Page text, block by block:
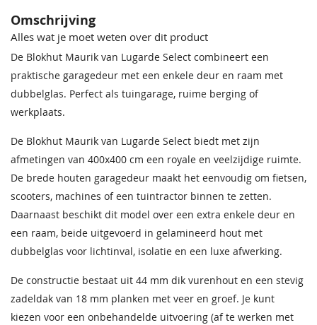
Afmeting (LxB)
Deur 1930mm x 1210mm
Wandhoogte
Nokhoogte
Wanddikte 44mm
Garantie
Op dit product ontvangt u 5 jaar
garantie.
Extra informatie
Deze blokhut heeft wind- en
Wandhoogte 223 cm
Omschrijving
Alles wat je moet weten over dit product
De Blokhut Maurik van Lugarde Select combineert een
praktische garagedeur met een enkele deur en raam met
dubbelglas. Perfect als tuingarage, ruime berging of
werkplaats.
De Blokhut Maurik van Lugarde Select biedt met zijn
afmetingen van 400x400 cm een royale en veelzijdige ruimte.
De brede houten garagedeur maakt het eenvoudig om fietsen,
scooters, machines of een tuintractor binnen te zetten.
Daarnaast beschikt dit model over een extra enkele deur en
een raam, beide uitgevoerd in gelamineerd hout met
dubbelglas voor lichtinval, isolatie en een luxe afwerking.
De constructie bestaat uit 44 mm dik vurenhout en een stevig
zadeldak van 18 mm planken met veer en groef. Je kunt
kiezen voor een onbehandelde uitvoering (af te werken met